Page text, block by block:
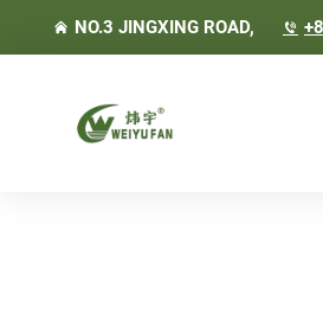
NO.3 JINGXING ROAD,